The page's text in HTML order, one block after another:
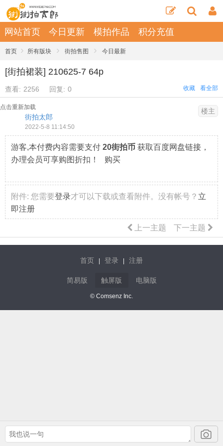
网站首页 今日更新 模拍作品 积分充值
首页 › 所有版块 › 街拍售图 › 今日最新
[街拍裙装] 210625-7 64p
查看: 2256 回复: 0 看全部
收藏
点击重新加载
街拍太郎
2022-5-8 11:14:50
楼主
游客,本付费内容需要支付 20街拍币 获取百度网盘链接，
办理会员可享购图折扣！ 购买
附件: 您需要登录才可以下载或查看附件。没有帐号？ 立
即注册
下一主题
上一主题
首页 登录 注册
简易版 触屏版 电脑版
© Comsenz Inc.